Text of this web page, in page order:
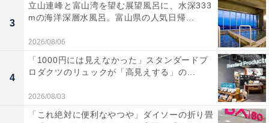
生）1100円・幼児（4歳以上）1100円（3歳以下無料）
※WEB購入で10％OFF（元気会員の登録必須） / 2026年
夏休み（7/1〜9/30）小学生半額プランあり（詳細は公式
サイトで確認）
特産品が楽しめると思う「熊本県の道の駅」
ランキング！ 2位「阿蘇」を抑えた1位は？
3
立山連峰と富山湾を望む展望風呂に、水深333
mの海洋深層水風呂。富山県の人気日帰...
2026/08/06
4
「1000円には見えなかった」スタンダードプ
ロダクツのリュックが「高見えする」の...
2026/08/03
「これ絶対に便利なやつや」ダイソーの折り畳